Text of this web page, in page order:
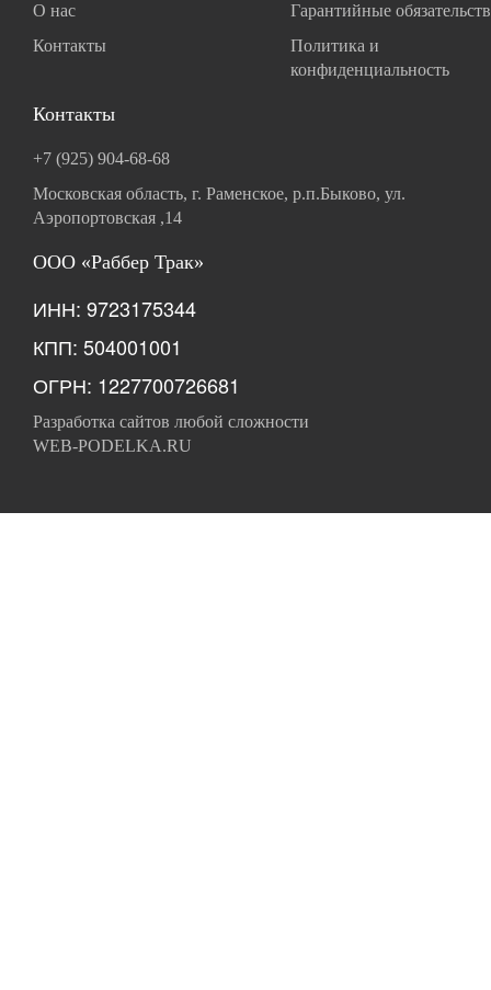
О нас
Контакты
Гарантийные
Политика и
конфиденциальность
Контакты
+7 (925) 904-68-68
Московская область, г. Раменское, р.п.Быково, ул.
Аэропортовская ,14
ООО «Раббер Трак»
ИНН: 9723175344
КПП: 504001001
ОГРН: 1227700726681
Разработка сайтов любой сложности
WEB-PODELKA.RU